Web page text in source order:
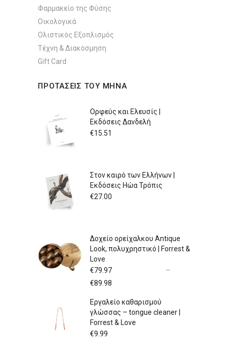
Φαρμακείο της Φύσης
Οικολογικά
Ολιστικός Εξοπλισμός
Τέχνη & Διακόσμηση
Gift Card
ΠΡΟΤΑΣΕΙΣ ΤΟΥ ΜΗΝΑ
Ορφεύς και Ελευσίς |
Εκδόσεις Δανδελή
€15.51
Στον καιρό των Ελλήνων |
Εκδόσεις Ηώα Τρόπις
€27.00
Δοχείο ορείχαλκου Antique
Look, πολυχρηστικό | Forrest &
Love
€79.97
–
€89.98
through
Εργαλείο καθαρισμού
γλώσσας – tongue cleaner |
Forrest & Love
€9.99